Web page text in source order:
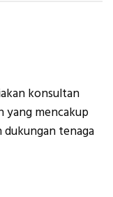
konsultan
yang mencakup
dukungan tenaga